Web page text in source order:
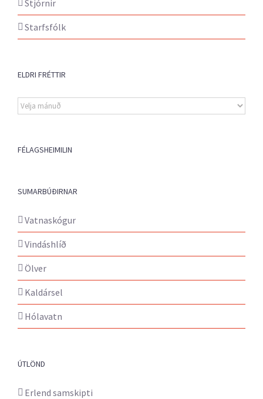
Stjórnir
Starfsfólk
ELDRI FRÉTTIR
Eldri
fréttir
FÉLAGSHEIMILIN
SUMARBÚÐIRNAR
Vatnaskógur
Vindáshlíð
Ölver
Kaldársel
Hólavatn
ÚTLÖND
Erlend samskipti